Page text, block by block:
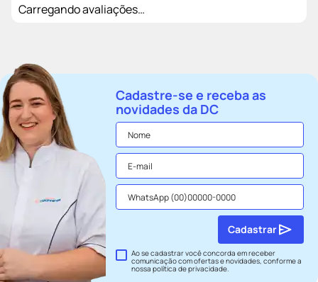
Carregando avaliações…
Cadastre-se e receba as
novidades da DC
Ao se cadastrar você concorda em receber
comunicação com ofertas e novidades, conforme a
nossapolítica de privacidade.
Cadastrar